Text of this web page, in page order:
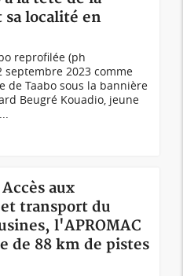
localité en
reprofilée (ph
septembre 2023 comme
de Taabo sous la bannière
Beugré Kouadio, jeune
aux
transport du
l'APROMAC
de 88 km de pistes